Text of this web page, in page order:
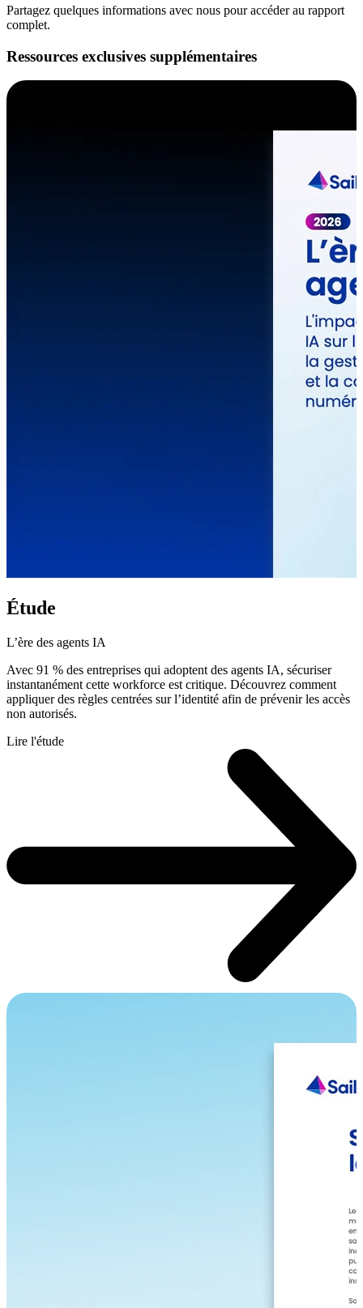
Partagez quelques informations avec nous pour accéder au rapport
complet.
Ressources exclusives supplémentaires
Étude
L’ère des agents IA
Avec 91 % des entreprises qui adoptent des agents IA, sécuriser
instantanément cette workforce est critique. Découvrez comment
appliquer des règles centrées sur l’identité afin de prévenir les accès
non autorisés.
Lire l'étude